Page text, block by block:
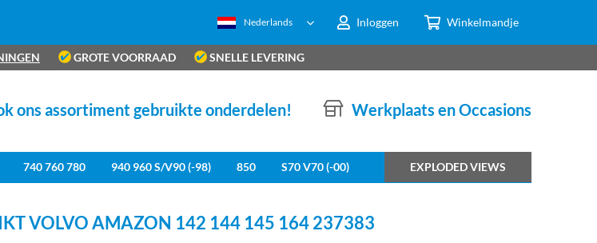
Inloggen Winkelmandje
Nederlands
GROTE VOORRAAD SNELLE LEVERING
Werkplaats en Occasions
ons assortiment gebruikte onderdelen!
740 760 780 940 960 S/V90 (-98) 850 S70 V70 (-00) EXPLODED VIEWS
VOLVO AMAZON 142 144 145 164 237383